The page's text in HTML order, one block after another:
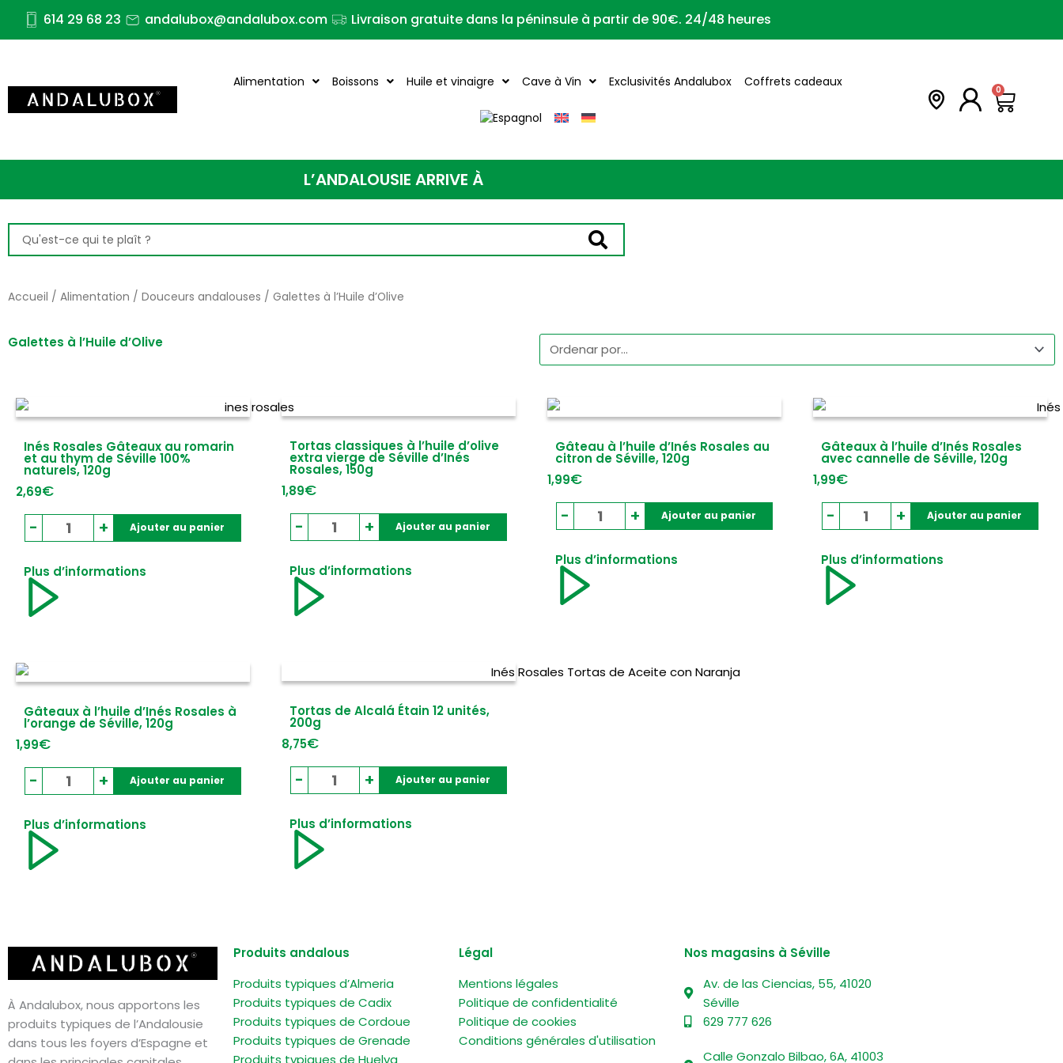
614 29 68 23 andalubox@andalubox.com Livraison gratuite dans la péninsule à partir de 90€. 24/48 heures
Alimentation Boissons Huile et vinaigre Cave à Vin Exclusivités Andalubox Coffrets cadeaux 0
L’ANDALOUSIE ARRIVE À
Search
...
Accueil / Alimentation / Douceurs andalouses / Galettes à l’Huile d’Olive
Galettes à l’Huile d’Olive
Inés Rosales Gâteaux au romarin
et au thym de Séville 100%
naturels, 120g
2,69€
-
quantité
de
Rosales
de
Séville
naturels,
120g
+ Ajouter au panier
Plus d’informations
Tortas classiques à l’huile d’olive
extra vierge de Séville d’Inés
Rosales, 150g
1,89€
-
quantité
de
classiques
Séville
150g
+ Ajouter au panier
Plus d’informations
Gâteau à l’huile d’Inés Rosales au
citron de Séville, 120g
1,99€
-
quantité
de
à
de
+ Ajouter au panier
Plus d’informations
Gâteaux à l’huile d’Inés Rosales
avec cannelle de Séville, 120g
1,99€
-
quantité
de
à
+ Ajouter au panier
Plus d’informations
Gâteaux à l’huile d’Inés Rosales à
l’orange de Séville, 120g
1,99€
-
quantité
de
à
de
Séville,
120g
+ Ajouter au panier
Plus d’informations
Tortas de Alcalá Étain 12 unités,
200g
8,75€
-
quantité
de
de
+ Ajouter au panier
Plus d’informations
À Andalubox, nous apportons les
produits typiques de l’Andalousie
dans tous les foyers d’Espagne et
Produits andalous
Produits typiques d’Almeria
Produits typiques de Cadix
Produits typiques de Cordoue
Produits typiques de Grenade
Produits typiques de Huelva
Légal
Mentions légales
Politique de confidentialité
Politique de cookies
Conditions générales d'utilisation
Nos magasins à Séville
Av. de las Ciencias, 55, 41020
Séville
629 777 626
Calle Gonzalo Bilbao, 6A, 41003